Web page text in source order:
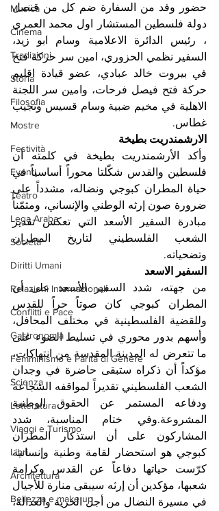
Musica
Cinema
Tradizioni
Storia
Filosofia
Mostre
Festività
Eventi
Teatro
Lega Araba
Società
Diritti Umani
Relazioni Internazionali
Conflitti e Pace
Gastronomia
Femminismo e Parità di Genere
Scienza
Letteratura
Viaggi e Turismo
Libri
Architettura
Bellezza e make up
حضور وفد من السفارة ضم كل من قنصل
السفير نظمي الحزوري، امين سر حركة فتح
في بيروت خالد عبادي، عضو قيادة اقليم
الاهلية في مخيم ضبية وسام قسيس ونجيب
غطاس.
الارشمندريت بطيخة
وأكد الأرشمندريت بطيخة في كلمته أن
فلسطين والقدس شكّلتا محوراً أساسياً في
مبادرة السفير الأسعد التي تعكس تقدير
الشعب الفلسطيني لتاريخ المطران
وتضحياته.
السفير الاسعد
من جهته، شدد السفير الأسعد على أن
وأسهم بدور محوري في تسليط الضوء على
ما تتعرض له المدينة المقدسة من انتهاكات،
الشعب الفلسطيني تقديراً لمواقفه الشجاعة
ودفاعه المستمر عن الحقوق الوطنية
كبوجي هو استحضار لقامة وطنية وإنسانية
في مسيرة النضال من أجل الحرية والعدالة،